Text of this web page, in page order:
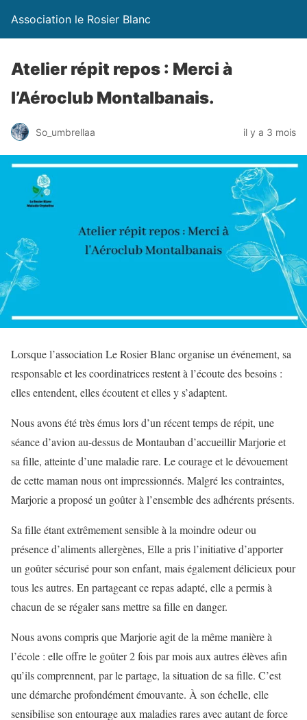
Association le Rosier Blanc
Atelier répit repos : Merci à
l’Aéroclub Montalbanais.
So_umbrellaa il y a 3 mois
Lorsque l’association Le Rosier Blanc organise un événement, sa
responsable et les coordinatrices restent à l’écoute des besoins :
elles entendent, elles écoutent et elles y s’adaptent.
Nous avons été très émus lors d’un récent temps de répit, une
séance d’avion au-dessus de Montauban d’accueillir Marjorie et
sa fille, atteinte d’une maladie rare. Le courage et le dévouement
de cette maman nous ont impressionnés. Malgré les contraintes,
Marjorie a proposé un goûter à l’ensemble des adhérents présents.
Sa fille étant extrêmement sensible à la moindre odeur ou
présence d’aliments allergènes, Elle a pris l’initiative d’apporter
un goûter sécurisé pour son enfant, mais également délicieux pour
tous les autres. En partageant ce repas adapté, elle a permis à
chacun de se régaler sans mettre sa fille en danger.
Nous avons compris que Marjorie agit de la même manière à
l’école : elle offre le goûter 2 fois par mois aux autres élèves afin
qu’ils comprennent, par le partage, la situation de sa fille. C’est
une démarche profondément émouvante. À son échelle, elle
sensibilise son entourage aux maladies rares avec autant de force